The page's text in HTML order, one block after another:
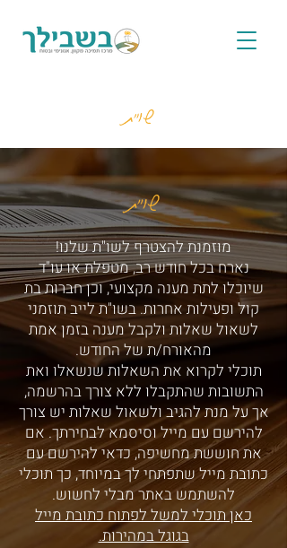
שו"ת
שו"ת
מוזמנת להצטרף לשו"ת שלנו!
נארח בכל חודש רב, מטפלת או עו"ד
שיוכלו לתת מענה מקצועי, וכן חברות בת
קול ופעילות אחרות. בשו"ת לייב תוזמני
לשאול שאלות ולקבל מענה בזמן אמת
מהאורח/ת של החודש.
תוכלי לקרוא את השאלות שנשאלו ואת
התשובות שהתקבלו ללא צורך בהרשמה,
אך על מנת להגיב ולשאול שאלות יש צורך
להירשם עם מייל וסיסמא לבחירתך. אם
את חוששת מחשיפה, כדאי להירשם עם
כתובת מייל שתפתחי לך במיוחד, כך תוכלי
להשתמש באתר מבלי לחשוש.
כאן תוכלי למשל לפתוח כתובת מייל
בגוגל במהירות.